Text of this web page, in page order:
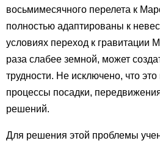
восьмимесячного перелета к
полностью адаптированы к
условиях переход к гравитации
раза слабее земной, может
трудности. Не исключено, что
процессы посадки,
решений.
Для решения этой проблемы